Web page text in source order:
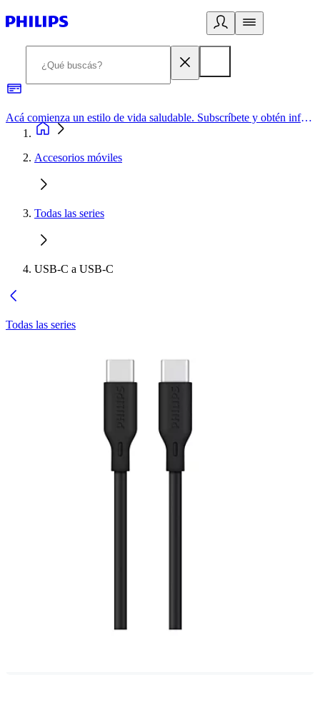
Acá comienza un estilo de vida saludable. Subscríbete y obtén información de primera mano
Accesorios móviles
Todas las series
USB-C a USB-C
Todas las series